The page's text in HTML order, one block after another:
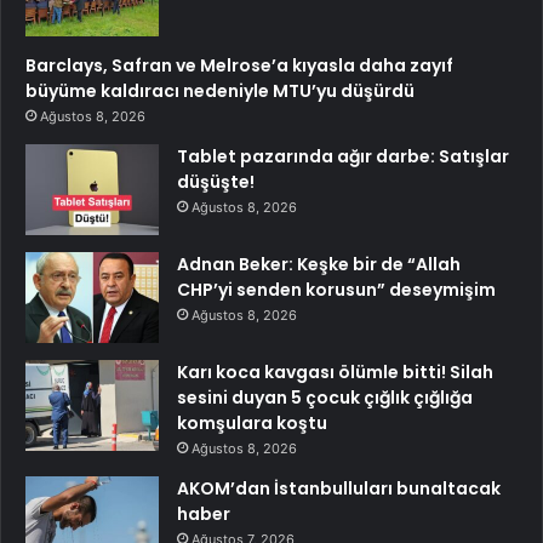
Barclays, Safran ve Melrose’a kıyasla daha zayıf
büyüme kaldıracı nedeniyle MTU’yu düşürdü
Ağustos 8, 2026
Tablet pazarında ağır darbe: Satışlar
düşüşte!
Ağustos 8, 2026
Adnan Beker: Keşke bir de “Allah
CHP’yi senden korusun” deseymişim
Ağustos 8, 2026
Karı koca kavgası ölümle bitti! Silah
sesini duyan 5 çocuk çığlık çığlığa
komşulara koştu
Ağustos 8, 2026
AKOM’dan İstanbulluları bunaltacak
haber
Ağustos 7, 2026